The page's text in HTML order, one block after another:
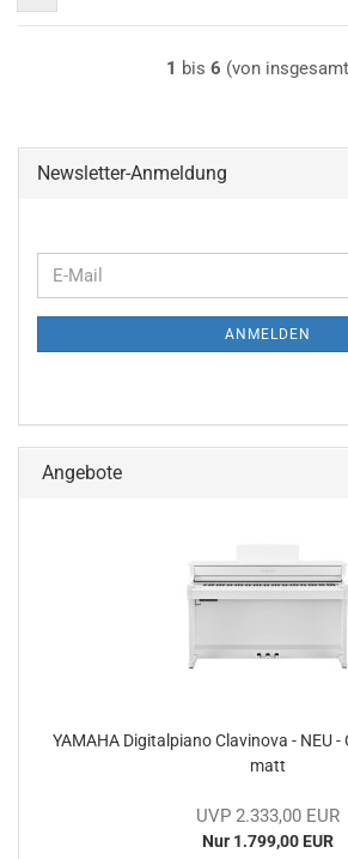
1 bis 6 (von insgesamt
Newsletter-Anmeldung
WEITER
NEWSLETTER-
E-
Mail
ANMELDEN
Angebote
YA­MA­HA Di­gi­tal­pia­no Cla­vi­no­va - NEU -
matt
UVP 2.333,00 EUR
Nur 1.799,00 EUR